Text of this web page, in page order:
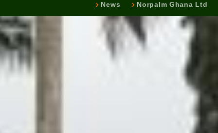
News Norpalm Ghana Ltd